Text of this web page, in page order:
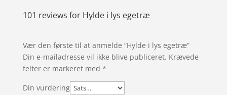
101 reviews for Hylde i lys egetræ
Vær den første til at anmelde “Hylde i lys egetræ”
Din e-mailadresse vil ikke blive publiceret. Krævede
felter er markeret med *
Din vurdering